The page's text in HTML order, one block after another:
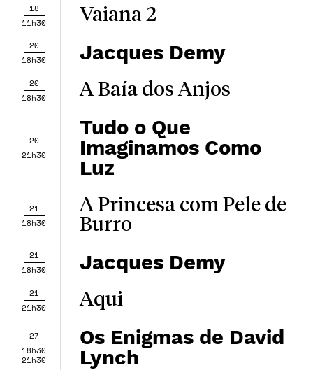
18
11h30
Vaiana 2
20
18h30
Jacques Demy
20
18h30
A Baía dos Anjos
20
21h30
Tudo o Que
Imaginamos Como
Luz
21
18h30
A Princesa com Pele de
Burro
21
18h30
Jacques Demy
21
21h30
Aqui
27
18h30
21h30
Os Enigmas de David
Lynch